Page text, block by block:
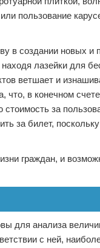
пользование
в создании новых и
лазейки для
ветшает и
что, в конечном
за
за билет,
граждан, и
для анализа
с ней,